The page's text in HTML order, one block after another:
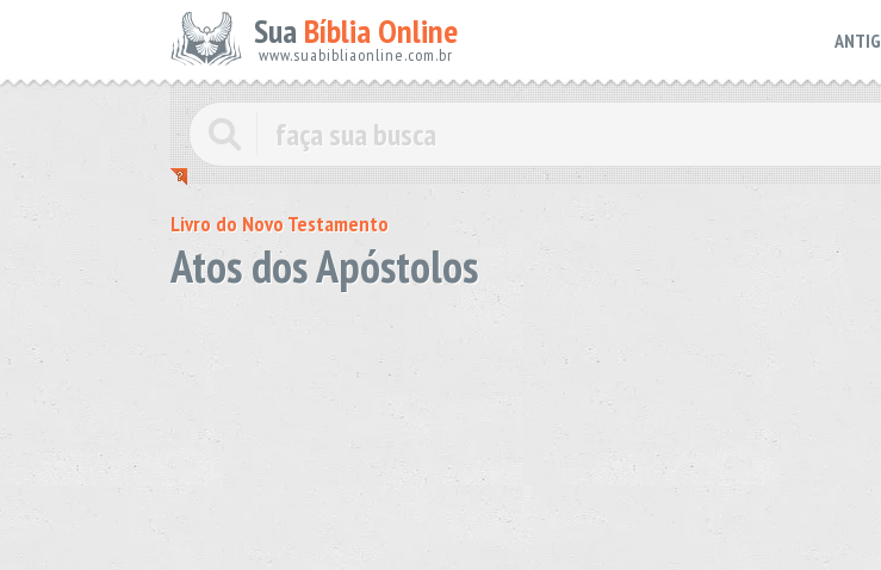
SuaBíblia Online
www.suabibliaonline.com.br
Livro do Novo Testamento
Atos dos Apóstolos